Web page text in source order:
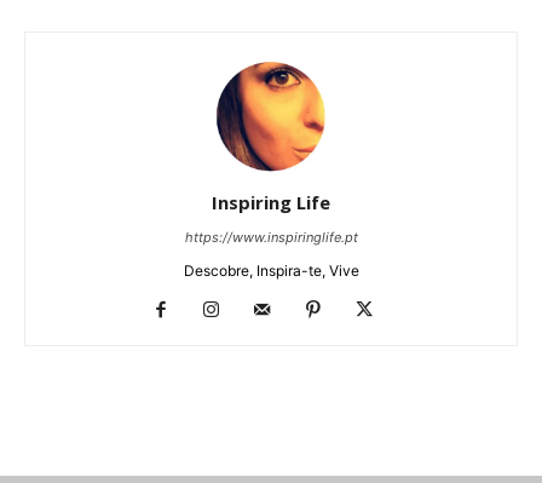
Inspiring Life
https://www.inspiringlife.pt
Descobre, Inspira-te, Vive